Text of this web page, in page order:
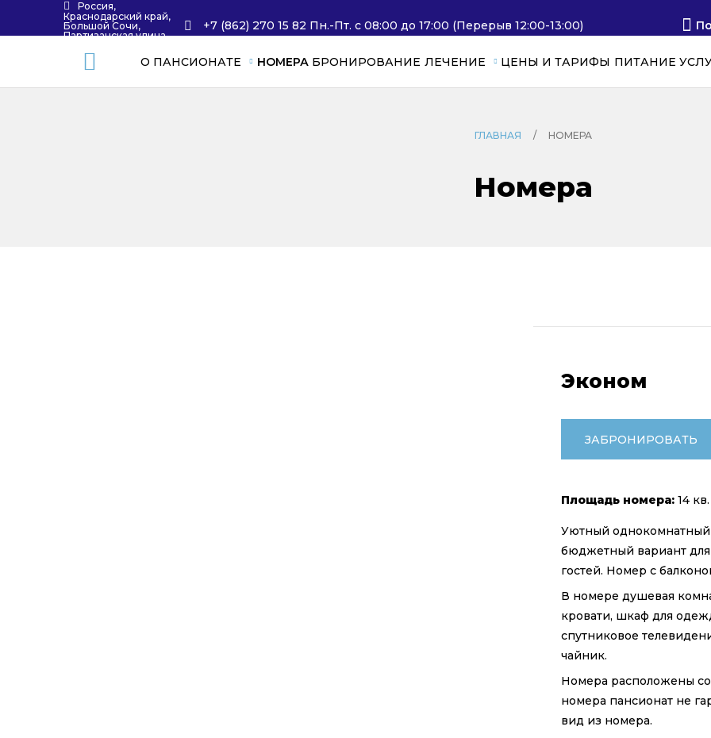
Россия,
Краснодарский край,
Большой Сочи,
Партизанская улица,
+7 (862) 270 15 82 Пн.-Пт. с 08:00 до 17:00 (Перерыв 12:00-13:00)
О ПАНСИОНАТЕ НОМЕРА БРОНИРОВАНИЕ ЛЕЧЕНИЕ ЦЕНЫ И ТАРИФЫ ПИТАНИЕ
ГЛАВНАЯ / НОМЕРА
Номера
Эконом
ЗАБРОНИРОВАТЬ
Площадь номера: 14
Уютный
бюджетный вариант
гостей. Номер с
В номере душевая
кровати, шкаф для
спутниковое
чайник.
Номера расположены
номера пансионат не
вид из номера.